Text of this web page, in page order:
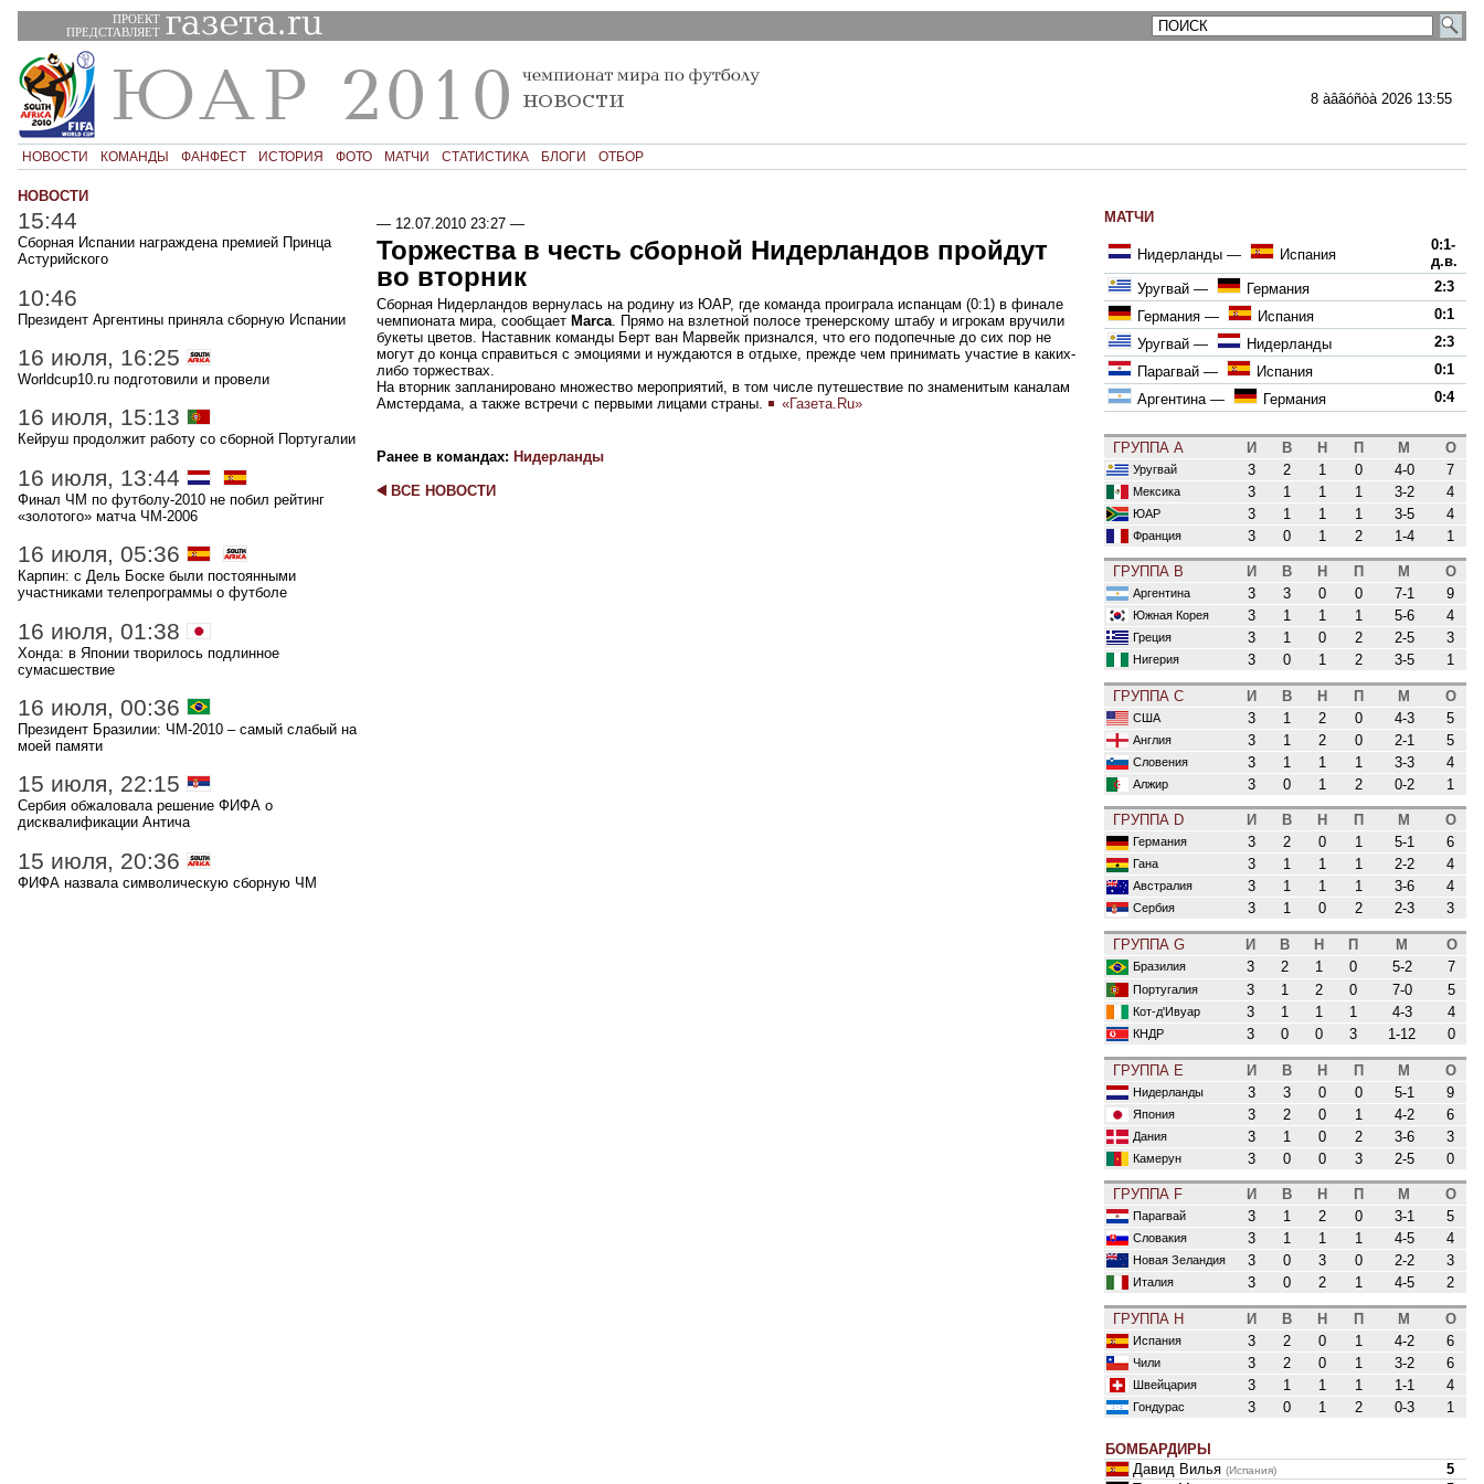
ПРОЕКТ
ПРЕДСТАВЛЯЕТ
8 àâãóñòà 2026 13:55
НОВОСТИ КОМАНДЫ ФАНФЕСТ ИСТОРИЯ ФОТО МАТЧИ СТАТИСТИКА БЛОГИ ОТБОР
— 12.07.2010 23:27—
Торжества в честь сборной Нидерландов пройдут
во вторник
Сборная Нидерландов вернулась на родину из ЮАР, где команда проиграла испанцам (0:1) в финале
чемпионата мира, сообщает Marca. Прямо на взлетной полосе тренерскому штабу и игрокам вручили
букеты цветов. Наставник команды Берт ван Марвейк признался, что его подопечные до сих пор не
могут до конца справиться с эмоциями и нуждаются в отдыхе, прежде чем принимать участие в каких-
либо торжествах.
На вторник запланировано множество мероприятий, в том числе путешествие по знаменитым каналам
Амстердама, а также встречи с первыми лицами страны.
«Газета.Ru»
Ранее в командах: Нидерланды
ВСЕ НОВОСТИ
НОВОСТИ
15:44
Сборная Испании награждена премией Принца
Астурийского
10:46
Президент Аргентины приняла сборную Испании
16 июля, 16:25
Worldcup10.ru подготовили и провели
16 июля, 15:13
Кейруш продолжит работу со сборной Португалии
16 июля, 13:44
Финал ЧМ по футболу-2010 не побил рейтинг
«золотого» матча ЧМ-2006
16 июля, 05:36
Карпин: с Дель Боске были постоянными
участниками телепрограммы о футболе
16 июля, 01:38
Хонда: в Японии творилось подлинное
сумасшествие
16 июля, 00:36
Президент Бразилии: ЧМ-2010 – самый слабый на
моей памяти
15 июля, 22:15
Сербия обжаловала решение ФИФА о
дисквалификации Антича
15 июля, 20:36
ФИФА назвала символическую сборную ЧМ
МАТЧИ
Нидерланды — Испания
0:1-
д.в.
Уругвай — Германия
2:3
Германия — Испания
0:1
Уругвай — Нидерланды
2:3
Парагвай — Испания
0:1
Аргентина— Германия 0:4
ГРУППА A И В Н П М О
Уругвай 3 2 1 0 4-0 7
Мексика 3 1 1 1 3-2 4
ЮАР 3 1 1 1 3-5 4
Франция 3 0 1 2 1-4 1
ГРУППА B И В Н П М О
Аргентина 3 3 0 0 7-1 9
Южная Корея 3 1 1 1 5-6 4
Греция 3 1 0 2 2-5 3
Нигерия 3 0 1 2 3-5 1
ГРУППА C И В Н П М О
США 3 1 2 0 4-3 5
Англия 3 1 2 0 2-1 5
Словения 3 1 1 1 3-3 4
Алжир 3 0 1 2 0-2 1
ГРУППА D И В Н П М О
Германия 3 2 0 1 5-1 6
Гана 3 1 1 1 2-2 4
Австралия 3 1 1 1 3-6 4
Сербия 3 1 0 2 2-3 3
ГРУППА G И В Н П М О
Бразилия 3 2 1 0 5-2 7
Португалия 3 1 2 0 7-0 5
Кот-д'Ивуар 3 1 1 1 4-3 4
КНДР 3 0 0 3 1-12 0
ГРУППА E И В Н П М О
Нидерланды 3 3 0 0 5-1 9
Япония 3 2 0 1 4-2 6
Дания 3 1 0 2 3-6 3
Камерун 3 0 0 3 2-5 0
ГРУППА F И В Н П М О
Парагвай 3 1 2 0 3-1 5
Словакия 3 1 1 1 4-5 4
Новая Зеландия 3 0 3 0 2-2 3
Италия 3 0 2 1 4-5 2
ГРУППА H И В Н П М О
Испания 3 2 0 1 4-2 6
Чили 3 2 0 1 3-2 6
Швейцария 3 1 1 1 1-1 4
Гондурас 3 0 1 2 0-3 1
БОМБАРДИРЫ
Давид Вилья (Испания)
5